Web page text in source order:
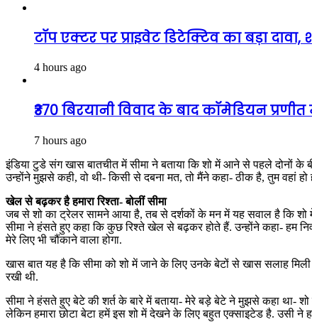
टॉप एक्टर पर प्राइवेट डिटेक्टिव का बड़ा
4 hours ago
₹370 बिरयानी विवाद के बाद कॉमेडियन
7 hours ago
इंडिया टुडे संग खास बातचीत में सीमा ने बताया कि शो में आने से पहले दोनों
उन्होंने मुझसे कही, वो थी- किसी से दबना मत, तो मैंने कहा- ठीक है, तुम वहां
खेल से बढ़कर है हमारा रिश्ता- बोलीं सीमा
जब से शो का ट्रेलर सामने आया है, तब से दर्शकों के मन में यह सवाल है कि शो
सीमा ने हंसते हुए कहा कि कुछ रिश्ते खेल से बढ़कर होते हैं. उन्होंने कहा- हम
मेरे लिए भी चौंकाने वाला होगा.
खास बात यह है कि सीमा को शो में जाने के लिए उनके बेटों से खास सलाह
रखी थी.
सीमा ने हंसते हुए बेटे की शर्त के बारे में बताया- मेरे बड़े बेटे ने मुझसे कहा था- शो
लेकिन हमारा छोटा बेटा हमें इस शो में देखने के लिए बहुत एक्साइटेड है.